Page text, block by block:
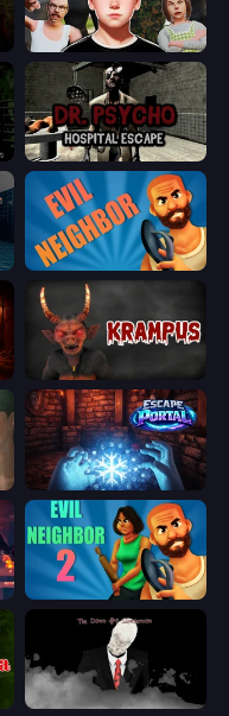
Schoolboy Escape: Runaway
Dr. Psycho: Hospital Escape
Evil Neighbor
Krampus
Escape Portal
Evil Neighbor 2
The Dawn of Slenderman